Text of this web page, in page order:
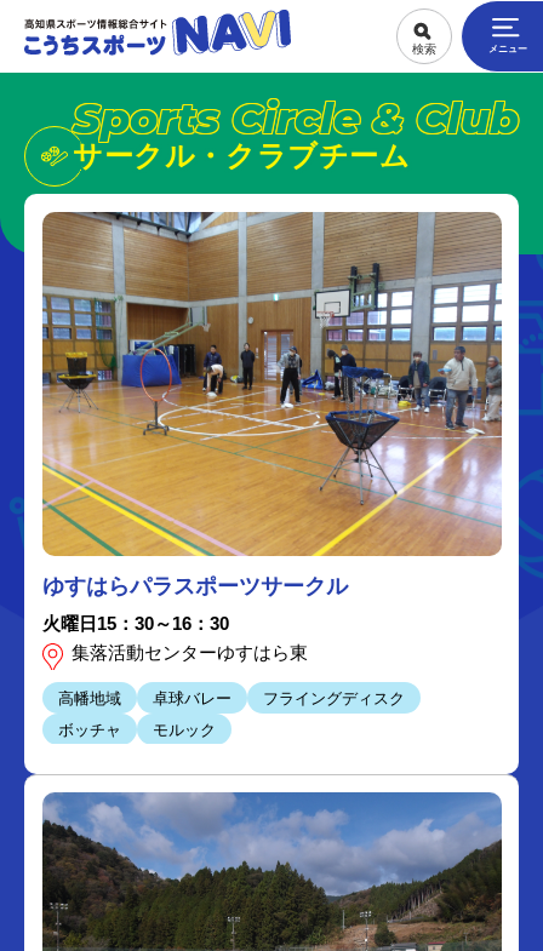
Sports Circle & Club
サークル・クラブチーム
ゆすはらパラスポーツサークル
火曜日15：30～16：30
集落活動センターゆすはら東
高幡地域 卓球バレー
フライングディスク
ボッチャ
モルック